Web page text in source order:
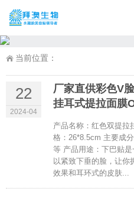
当前位置：
22
2024-04
厂家直供彩色V
挂耳式提拉面膜
产品名称：红色双提拉
格：26*8.5cm 主要成
等 产品用途：下巴贴
以紧致下垂的脸，让你
效果和耳环式的皮肤...